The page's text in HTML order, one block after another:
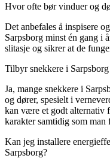
Hvor ofte bør vinduer og
Det anbefales å inspisere
Sarpsborg minst én gang i
slitasje og sikrer at de
Tilbyr snekkere i
Ja, mange snekkere i
og dører, spesielt i
kan være et godt alternativ
karakter samtidig som
Kan jeg installere
Sarpsborg?